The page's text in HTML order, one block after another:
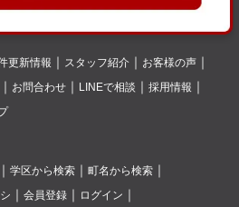
更新情報 スタッフ紹介
お客様の声
お問合わせ LINEで相談
採用情報
学区から検索
町名から検索
会員登録
ログイン